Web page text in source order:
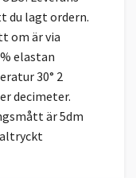
du lagt ordern.
om är via
elastan
30° 2
decimeter.
är 5dm